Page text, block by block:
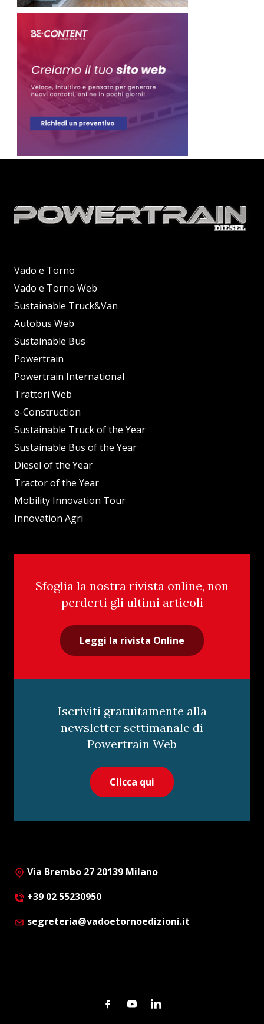
Vado e Torno
Vado e Torno Web
Sustainable Truck&Van
Autobus Web
Sustainable Bus
Powertrain
Powertrain International
Trattori Web
e-Construction
Sustainable Truck of the Year
Sustainable Bus of the Year
Diesel of the Year
Tractor of the Year
Mobility Innovation Tour
Innovation Agri
Sfoglia la nostra rivista online, non
perderti gli ultimi articoli
Leggi la rivista Online
Iscriviti gratuitamente alla
newsletter settimanale di
Powertrain Web
Clicca qui
Via Brembo 27 20139 Milano
+39 02 55230950
segreteria@vadoetornoedizioni.it
FacebookYoutubeLinkedin